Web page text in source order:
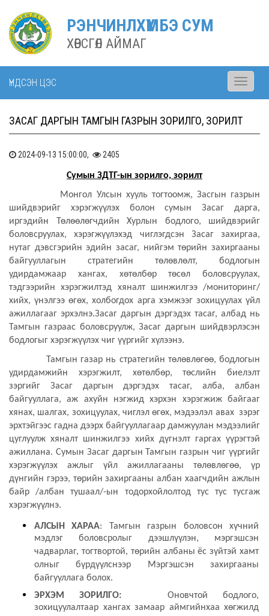
РЭНЧИНЛХҮМБЭ СУМ
ХӨВСГӨЛ АЙМАГ
ҮНДСЭН ЦЭС
Toggle
ЗАСАГ ДАРГЫН ТАМГЫН ГАЗРЫН ЗОРИЛГО, ЗОРИЛТ
2024-09-13 15:00:00, 2405
Сумын ЗДТГ-ын зорилго, зорилт
Монгол Улсын хууль тогтоомж, Засгын газрын
шийдвэрийг хэрэгжүүлэх болон сумын Засаг дарга,
иргэдийн Төлөөлөгчдийн Хурлын бодлого, шийдвэрийг
боловсруулах, хэрэгжүүлэхэд чиглэгдсэн Засаг захиргаа,
нутаг дэвсгэрийн эдийн засаг, нийгэм төрийн захиргааны
байгууллагын стратегийн төлөвлөлт, бодлогын
удирдамжаар хангах, хөтөлбөр төсөл боловсруулах,
тэдгээрийн хэрэгжилтэд хяналт шинжилгээ /мониторинг/
хийх, үнэлгээ өгөх, холбогдох арга хэмжээг зохицуулах үйл
ажиллагааг эрхэлнэ.Засаг даргын дэргэдэх тасаг, албад нь
Тамгын газраас боловсруулж, Засаг даргын шийдвэрлэсэн
бодлогыг хэрэгжүүлэх чиг үүргийг хүлээнэ.
Тамгын газар нь стратегийн төлөвлөгөө, бодлогын
удирдамжийн хэрэгжилт, хөтөлбөр, төслийн биелэлт
зэргийг Засаг даргын дэргэдэх тасаг, алба, албан
байгууллага, аж ахуйн нэгжид хэрхэн хэрэгжиж байгааг
хянах, шалгах, зохицуулах, чиглэл өгөх, мэдээлэл авах зэрэг
эрхтэйгээс гадна дээрх байгууллагаар дамжуулан мэдээлийг
цуглуулж хяналт шинжилгээ хийх дүгнэлт гаргах үүрэгтэй
ажиллана. Сумын Засаг даргын Тамгын газрын чиг үүргийг
хэрэгжүүлэх ажлыг үйл ажиллагааны төлөвлөгөө, үр
дүнгийн гэрээ, төрийн захиргааны албан хаагчдийн ажлын
байр /албан тушаал/-ын тодорхойлолтод тус тус тусгаж
хэрэгжүүлнэ.
АЛСЫН ХАРАА: Тамгын газрын боловсон хүчний
мэдлэг боловсролыг дээшлүүлэн, мэргэшсэн
чадварлаг, тогтвортой, төрийн албаны ёс зүйтэй хамт
олныг бүрдүүлснээр Мэргэшсэн захиргааны
байгууллага болох.
ЭРХЭМ ЗОРИЛГО: Оновчтой бодлого,
зохицуулалтаар хангах замаар аймгийнхаа хөгжилд